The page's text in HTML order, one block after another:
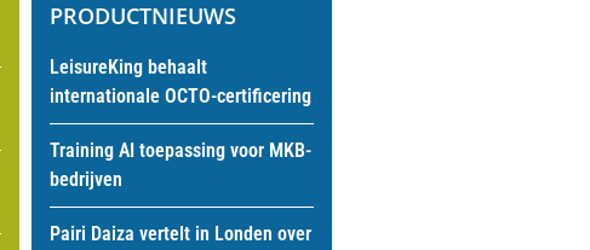
PRODUCTNIEUWS
LeisureKing behaalt
internationale OCTO-certificering
Training AI toepassing voor MKB-
bedrijven
Pairi Daiza vertelt in Londen over